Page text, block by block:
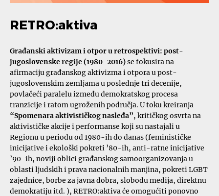
RETRO:aktiva
Građanski aktivizam i otpor u retrospektivi: post-
jugoslovenske regije (1980-2016)se fokusira na
afirmaciju građanskog aktivizma i otpora u post-
jugoslovenskim zemljama u poslednje tri decenije,
povlačeći paralelu između demokratskog procesa
tranzicije i ratom ugroženih područja. U toku kreiranja
“Spomenara aktivističkog nasleđa”, kritičkog osvrta na
aktivističke akcije i performanse koji su nastajali u
Regionu u periodu od 1980-ih do danas (feminističke
inicijative i ekološki pokreti ’80-ih, anti-ratne inicijative
’90-ih, noviji oblici građanskog samoorganizovanja u
oblasti ljudskih i prava nacionalnih manjina, pokreti LGBT
zajednice, borbe za javna dobra, slobodu medija, direktnu
demokratiju itd. ), RETRO:aktiva će omogućiti ponovno